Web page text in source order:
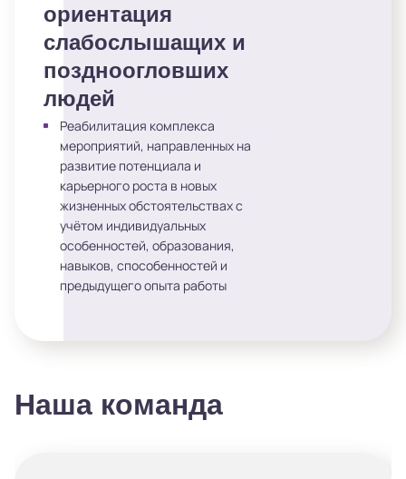
ориентация
слабослышащих и
поздноогловших
людей
Реабилитация комплекса
мероприятий, направленных на
развитие потенциала и
карьерного роста в новых
жизненных обстоятельствах с
учётом индивидуальных
особенностей, образования,
навыков, способенностей и
предыдущего опыта работы
Наша команда